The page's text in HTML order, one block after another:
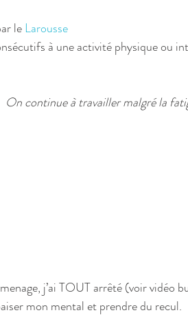
le Larousse
à une activité physique ou
On continue à travailler malgré la
j’ai TOUT arrêté (voir vidéo
mon mental et prendre du recul.